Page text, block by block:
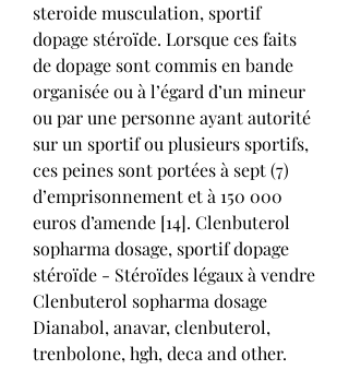
steroide musculation, sportif
dopage stéroïde. Lorsque ces faits
de dopage sont commis en bande
organisée ou à l’égard d’un mineur
ou par une personne ayant autorité
sur un sportif ou plusieurs sportifs,
ces peines sont portées à sept (7)
d’emprisonnement et à 150 000
euros d’amende [14]. Clenbuterol
sopharma dosage, sportif dopage
stéroïde - Stéroïdes légaux à vendre
Clenbuterol sopharma dosage
Dianabol, anavar, clenbuterol,
trenbolone, hgh, deca and other.